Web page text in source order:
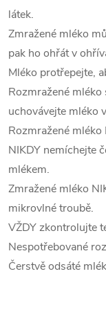
látek.
Zmražené mléko
pak ho ohřát v
Mléko protřepejte,
Rozmražené
uchovávejte mléko
Rozmražené
NIKDY nemíchejte
mlékem.
Zmražené mléko
mikrovlné troubě.
VŽDY zkontrolujte
Nespotřebované
Čerstvě odsáté